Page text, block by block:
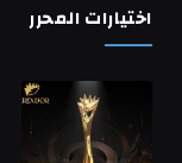
اختيارات المحرر